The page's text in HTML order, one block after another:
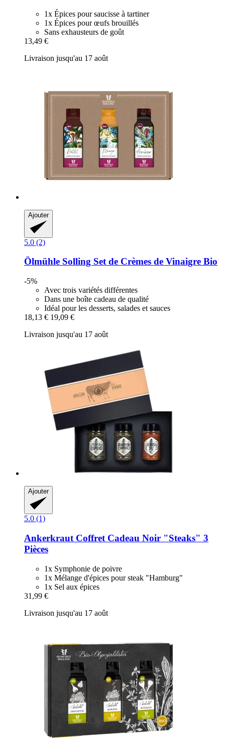
1x Épices pour saucisse à tartiner
1x Épices pour œufs brouillés
Sans exhausteurs de goût
13,49 €
Livraison jusqu'au 17 août
Ajouter
5.0 (2)
Ölmühle Solling Set de Crèmes de Vinaigre Bio
-5%
Avec trois variétés différentes
Dans une boîte cadeau de qualité
Idéal pour les desserts, salades et sauces
18,13 € 19,09 €
Livraison jusqu'au 17 août
Ajouter
5.0 (1)
Ankerkraut Coffret Cadeau Noir "Steaks" 3
Pièces
1x Symphonie de poivre
1x Mélange d'épices pour steak "Hamburg"
1x Sel aux épices
31,99 €
Livraison jusqu'au 17 août